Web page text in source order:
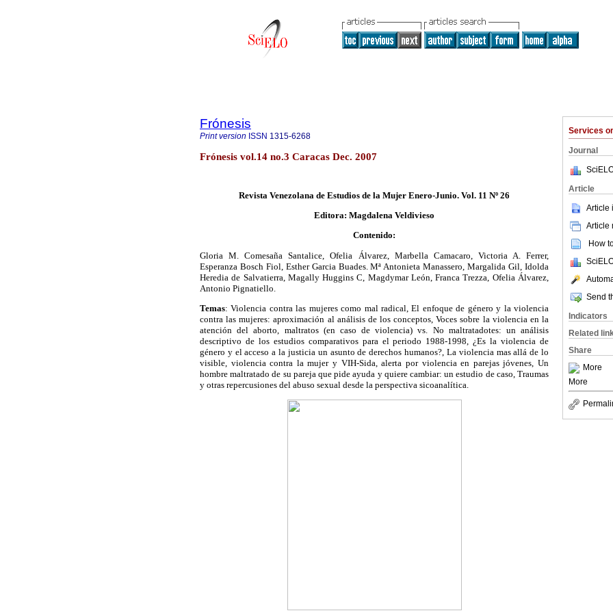
Services
Journal
Article
Article
Article
How
Send
Indicators
Related
Share
More
More
Frónesis
Print version ISSN 1315-6268
Frónesis vol.14 no.3 Caracas Dec. 2007
Revista Venezolana de Estudios de la Mujer Enero-Junio. Vol. 11 Nº 26
Editora: Magdalena Veldivieso
Contenido:
Gloria M. Comesaña Santalice, Ofelia Álvarez, Marbella Camacaro, Victoria A. Ferrer,
Esperanza Bosch Fiol, Esther Garcia Buades. Mª Antonieta Manassero, Margalida Gil, Idolda
Heredia de Salvatierra, Magally Huggins C, Magdymar León, Franca Trezza, Ofelia Álvarez,
Antonio Pignatiello.
Temas: Violencia contra las mujeres como mal radical, El enfoque de género y la violencia
contra las mujeres: aproximación al análisis de los conceptos, Voces sobre la violencia en la
atención del aborto, maltratos (en caso de violencia) vs. No maltratadotes: un análisis
descriptivo de los estudios comparativos para el periodo 1988-1998, ¿Es la violencia de
género y el acceso a la justicia un asunto de derechos humanos?, La violencia mas allá de lo
visible, violencia contra la mujer y VIH-Sida, alerta por violencia en parejas jóvenes, Un
hombre maltratado de su pareja que pide ayuda y quiere cambiar: un estudio de caso, Traumas
y otras repercusiones del abuso sexual desde la perspectiva sicoanalítica.